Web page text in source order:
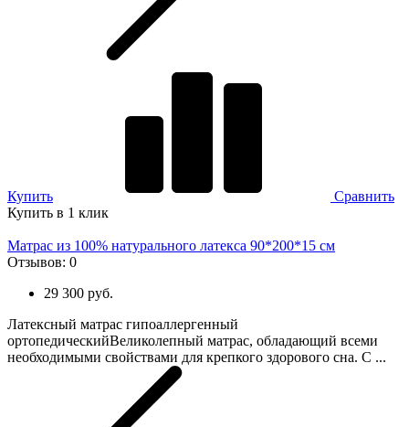
Купить
Сравнить
Купить в 1 клик
Матрас из 100% натурального латекса 90*200*15 см
Отзывов: 0
29 300 руб.
Латексный матрас гипоаллергенный
ортопедическийВеликолепный матрас, обладающий всеми
необходимыми свойствами для крепкого здорового сна. С ...